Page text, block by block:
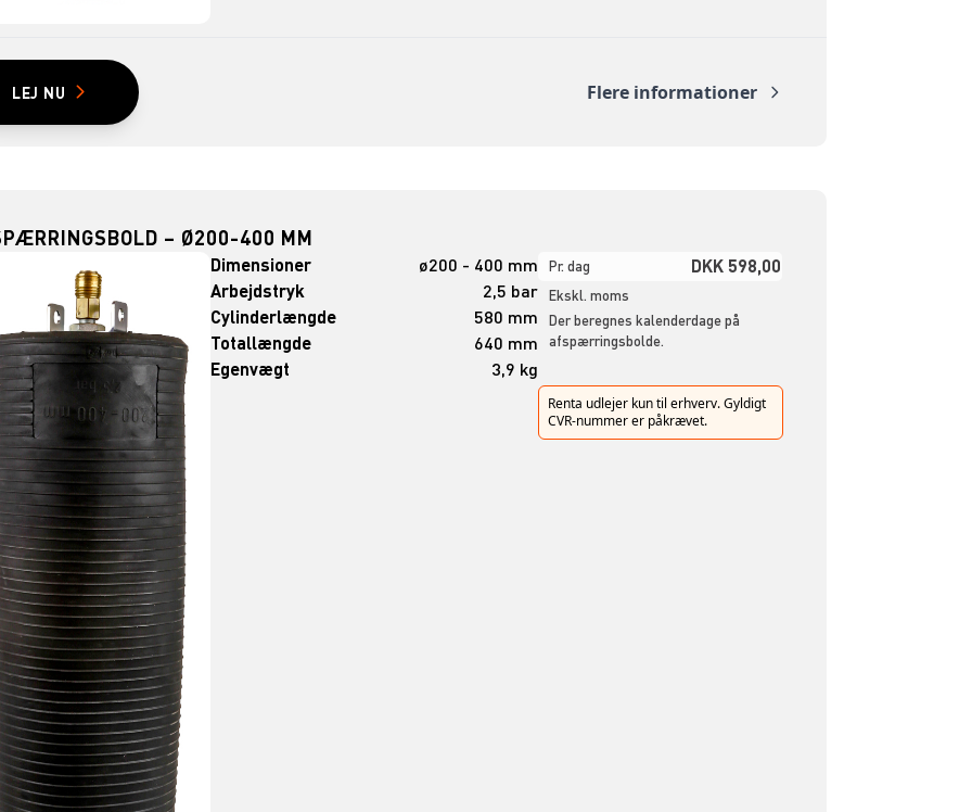
LEJ NU Flere informationer
– Ø200-400 MM
Dimensioner
ø200 - 400 mm
Arbejdstryk
2,5 bar
Cylinderlængde
580 mm
Totallængde
640 mm
Egenvægt
3,9 kg
Pr. dag DKK 598,00
Ekskl. moms
Der beregnes kalenderdage på
afspærringsbolde.
Renta udlejer kun til erhverv. Gyldigt
CVR-nummer er påkrævet.